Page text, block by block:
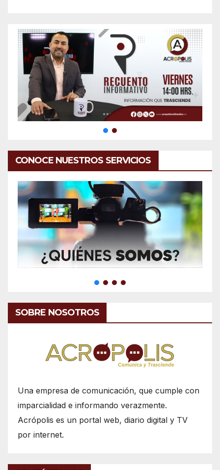
CONOCE NUESTROS SERVICIOS
SOBRE NOSOTROS
Una empresa de comunicación, que cumple con
imparcialidad e informando verazmente.
Acrópolis es un portal web, diario digital y TV
por internet.